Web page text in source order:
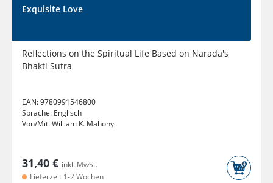
Exquisite Love
Reflections on the Spiritual Life Based on Narada's
Bhakti Sutra
EAN:9780991546800
Sprache: Englisch
Von/Mit:William K. Mahony
31,40 € inkl. MwSt.
Lieferzeit 1-2 Wochen